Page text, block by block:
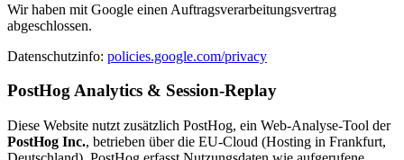
Wir haben mit Google einen Auftragsverarbeitungsvertrag
abgeschlossen.
Datenschutzinfo: policies.google.com/privacy
PostHog Analytics & Session-Replay
Diese Website nutzt zusätzlich PostHog, ein Web-Analyse-Tool der
PostHog Inc., betrieben über die EU-Cloud (Hosting in Frankfurt,